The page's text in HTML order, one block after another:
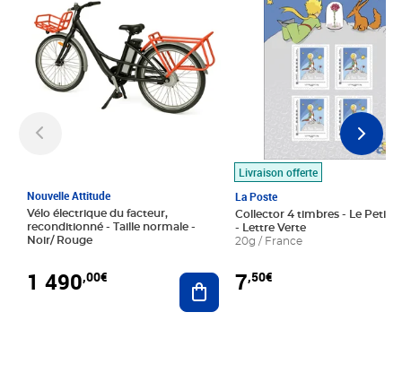
Nouvelle Attitude
Vélo électrique du facteur,
reconditionné - Taille normale -
Noir/ Rouge
1 490,00€ Ajouter au panier
Livraison offerte
La Poste
Collector 4 timbres - Le Petit
- Lettre Verte
20g / France
7,50€